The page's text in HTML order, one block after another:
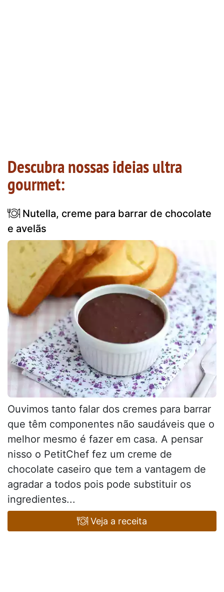
Descubra nossas ideias ultra
gourmet:
Nutella, creme para barrar de chocolate
e avelãs
Ouvimos tanto falar dos cremes para barrar
que têm componentes não saudáveis que o
melhor mesmo é fazer em casa. A pensar
nisso o PetitChef fez um creme de
chocolate caseiro que tem a vantagem de
agradar a todos pois pode substituir os
ingredientes...
Veja a receita